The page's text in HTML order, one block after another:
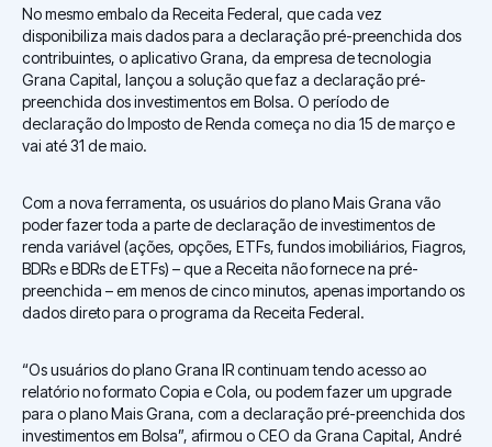
No mesmo embalo da Receita Federal, que cada vez
disponibiliza mais dados para a declaração pré-preenchida dos
contribuintes, o aplicativo Grana, da empresa de tecnologia
Grana Capital, lançou a solução que faz a declaração pré-
preenchida dos investimentos em Bolsa. O período de
declaração do Imposto de Renda começa no dia 15 de março e
vai até 31 de maio.
Com a nova ferramenta, os usuários do plano Mais Grana vão
poder fazer toda a parte de declaração de investimentos de
renda variável (ações, opções, ETFs, fundos imobiliários, Fiagros,
BDRs e BDRs de ETFs) – que a Receita não fornece na pré-
preenchida – em menos de cinco minutos, apenas importando os
dados direto para o programa da Receita Federal.
“Os usuários do plano Grana IR continuam tendo acesso ao
relatório no formato Copia e Cola, ou podem fazer um upgrade
para o plano Mais Grana, com a declaração pré-preenchida dos
investimentos em Bolsa”, afirmou o CEO da Grana Capital, André